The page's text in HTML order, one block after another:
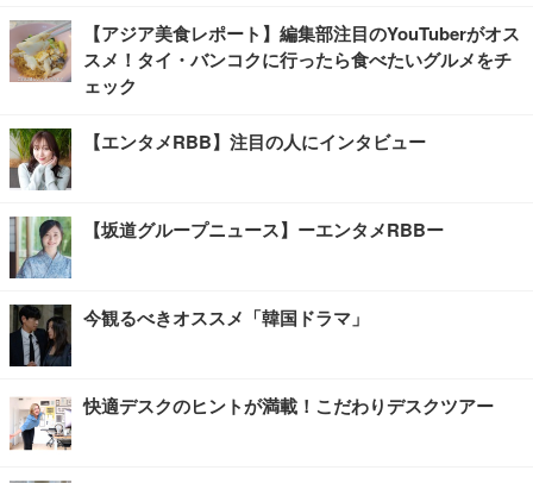
【アジア美食レポート】編集部注目のYouTuberがオス
スメ！タイ・バンコクに行ったら食べたいグルメをチ
ェック
【エンタメRBB】注目の人にインタビュー
【坂道グループニュース】ーエンタメRBBー
今観るべきオススメ「韓国ドラマ」
快適デスクのヒントが満載！こだわりデスクツアー